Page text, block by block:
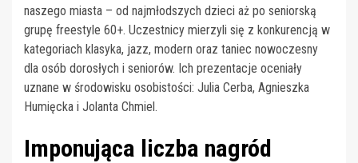
naszego miasta – od najmłodszych dzieci aż po seniorską
grupę freestyle 60+. Uczestnicy mierzyli się z konkurencją w
kategoriach klasyka, jazz, modern oraz taniec nowoczesny
dla osób dorosłych i seniorów. Ich prezentacje oceniały
uznane w środowisku osobistości: Julia Cerba, Agnieszka
Humięcka i Jolanta Chmiel.
Imponująca liczba nagród